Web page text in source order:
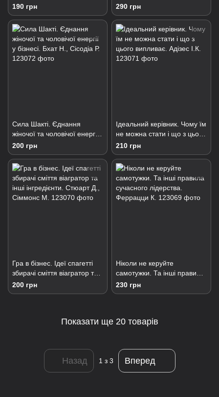
одержання прибутку на
фондовому ринку. Богл Д.
190 грн
індивідуального підходи до
ухвалення рішень. Вайн С.
290 грн
Сила Шакті. Єднання
жіночої та чоловічої енергії
у бізнесі. Бхат Н., Сісодіа Р.
200 грн
Ідеальний керівник. Чому їм
не можна стати і що з цього
випливає. Адізес І.К.
210 грн
Гра в бізнес. Ідеї спагетті
збирачі сміття віагратор та
інші інгредієнти. Стюарт Д.,
Сіммонс М.
200 грн
Ніколи не керуйте
самотужки. Та інші правила
сучасного лідерства.
Феррацци К.
230 грн
Показати ще 20 товарів
Назад 1 з 3 Вперед